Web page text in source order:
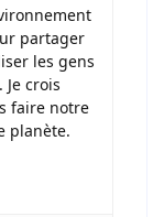
partager
les gens
crois
faire notre
planète.